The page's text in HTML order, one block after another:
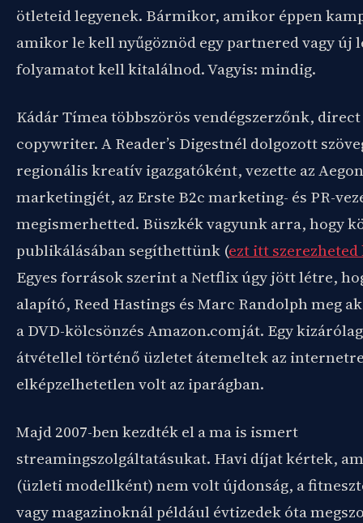
ötleteid legyenek. Bármikor, amikor éppen
amikor le kell nyűgöznöd egy partnered vagy új
folyamatot kell kitalálnod. Vagyis: mindig.
Kádár Tímea többszörös vendégszerzőnk,
copywriter. A Reader’s Digestnél dolgozott
regionális kreatív igazgatóként, vezette az
marketingjét, az Erste B2c marketing- és PR-
megismerhetted. Büszkék vagyunk arra, hogy
publikálásában segíthettünk (ezt itt szerezheted
Egyes források szerint a Netflix úgy jött létre,
alapító, Reed Hastings és Marc Randolph meg
a DVD-kölcsönzés Amazon.comját. Egy
átvétellel történő üzletet átemeltek az
elképzelhetetlen volt az iparágban.
Majd 2007-ben kezdték el a ma is ismert
streamingszolgáltatásukat. Havi díjat kértek,
(üzleti modellként) nem volt újdonság, a
vagy magazinoknál például évtizedek óta